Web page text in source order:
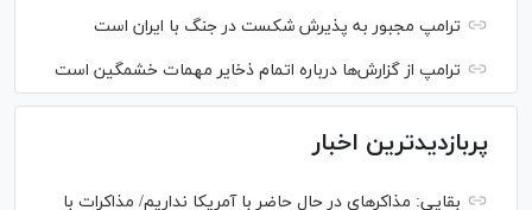
ترامپ مجبور به پذیرش شکست در جنگ با ایران است
ترامپ از گزارش‌ها درباره اتمام ذخایر مهمات خشمگین است
پربازدیدترین اخبار
بقایی: مذاکره‎ای در حال حاضر با آمریکا نداریم/ مذاکرات با